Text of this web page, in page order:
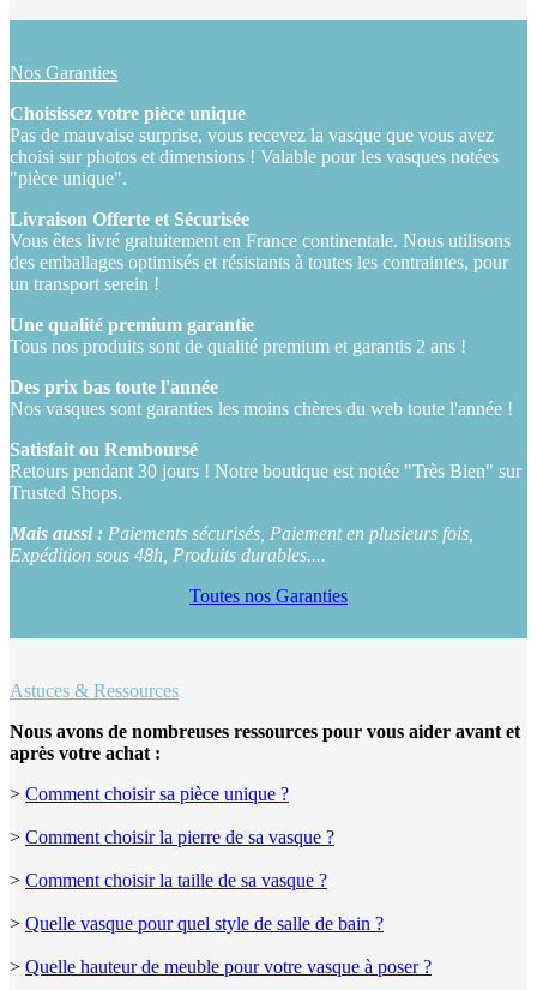
Nos Garanties
Choisissez votre pièce unique
Pas de mauvaise surprise, vous recevez la vasque que vous avez
choisi sur photos et dimensions ! Valable pour les vasques notées
"pièce unique".
Livraison Offerte et Sécurisée
Vous êtes livré gratuitement en France continentale. Nous utilisons
des emballages optimisés et résistants à toutes les contraintes, pour
un transport serein !
Une qualité premium garantie
Tous nos produits sont de qualité premium et garantis 2 ans !
Des prix bas toute l'année
Nos vasques sont garanties les moins chères du web toute l'année !
Satisfait ou Remboursé
Retours pendant 30 jours ! Notre boutique est notée "Très Bien" sur
Trusted Shops.
Mais aussi : Paiements sécurisés, Paiement en plusieurs fois,
Expédition sous 48h, Produits durables....
Toutes nos Garanties
Astuces & Ressources
Nous avons de nombreuses ressources pour vous aider avant et
après votre achat :
> Comment choisir sa pièce unique ?
> Comment choisir la pierre de sa vasque ?
> Comment choisir la taille de sa vasque ?
> Quelle vasque pour quel style de salle de bain ?
> Quelle hauteur de meuble pour votre vasque à poser ?